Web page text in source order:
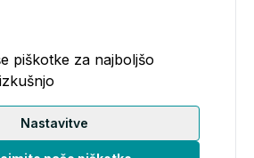
piškotke za najboljšo
Nastavitve